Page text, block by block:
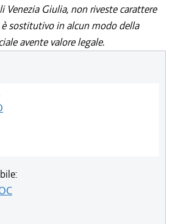
Venezia Giulia, non riveste carattere
sostitutivo in alcun modo della
avente valore legale.